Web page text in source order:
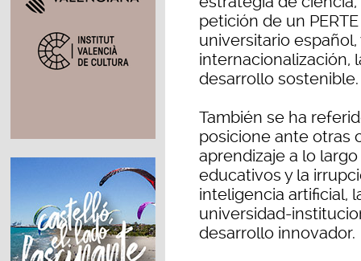
petición de un
universitario
internacionalización,
desarrollo sostenible.
También se ha
posicione ante otras
aprendizaje a lo
educativos y la
inteligencia artificial,
universidad-
desarrollo innovador.